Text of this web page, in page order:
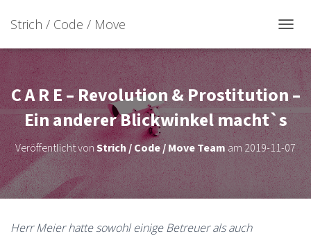
Strich / Code / Move
A
V
I
G
A
T
I
O
N
U
M
S
C A R E – Revolution & Prostitution –
Ein anderer Blickwinkel macht`s
Veröffentlicht vonStrich / Code / Move Teamam2019-11-07
Herr Meier hatte sowohl einige Betreuer als auch